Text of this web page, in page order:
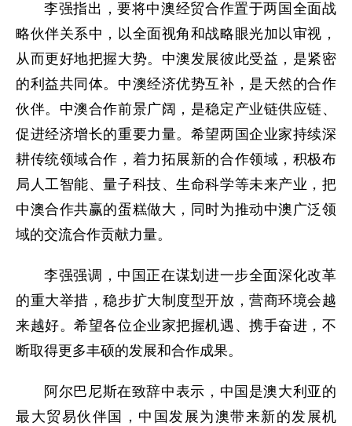
李强指出，要将中澳经贸合作置于两国全面战
略伙伴关系中，以全面视角和战略眼光加以审视，
从而更好地把握大势。中澳发展彼此受益，是紧密
的利益共同体。中澳经济优势互补，是天然的合作
伙伴。中澳合作前景广阔，是稳定产业链供应链、
促进经济增长的重要力量。希望两国企业家持续深
耕传统领域合作，着力拓展新的合作领域，积极布
局人工智能、量子科技、生命科学等未来产业，把
中澳合作共赢的蛋糕做大，同时为推动中澳广泛领
域的交流合作贡献力量。
李强强调，中国正在谋划进一步全面深化改革
的重大举措，稳步扩大制度型开放，营商环境会越
来越好。希望各位企业家把握机遇、携手奋进，不
断取得更多丰硕的发展和合作成果。
阿尔巴尼斯在致辞中表示，中国是澳大利亚的
最大贸易伙伴国，中国发展为澳带来新的发展机